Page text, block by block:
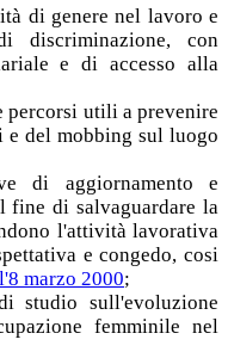
di genere nel lavoro e
con
e di accesso alla
utili a prevenire
e del mobbing sul luogo
di aggiornamento e
fine di salvaguardare la
l'attività lavorativa
e congedo, cosi
marzo 2000;
studio sull'evoluzione
femminile nel